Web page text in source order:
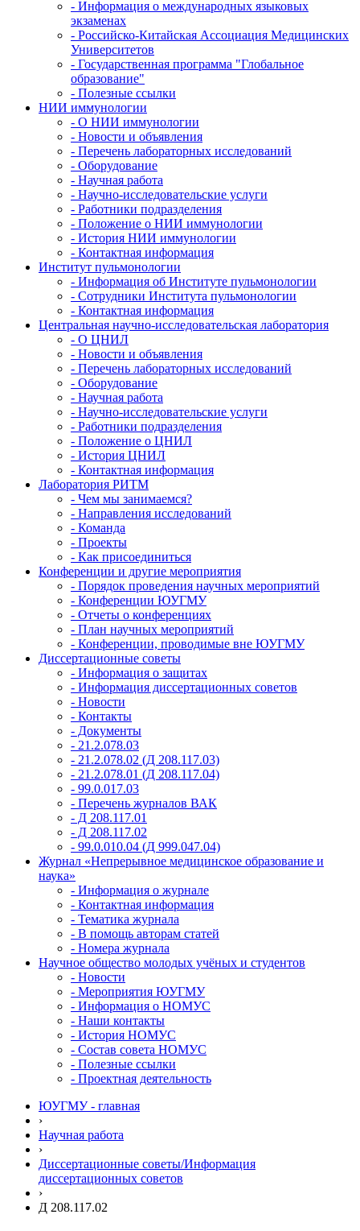
- Информация о международных языковых
экзаменах
- Российско-Китайская Ассоциация Медицинских
Университетов
- Государственная программа "Глобальное
образование"
- Полезные ссылки
НИИ иммунологии
- О НИИ иммунологии
- Новости и объявления
- Перечень лабораторных исследований
- Оборудование
- Научная работа
- Научно-исследовательские услуги
- Работники подразделения
- Положение о НИИ иммунологии
- История НИИ иммунологии
- Контактная информация
Институт пульмонологии
- Информация об Институте пульмонологии
- Сотрудники Института пульмонологии
- Контактная информация
Центральная научно-исследовательская лаборатория
- О ЦНИЛ
- Новости и объявления
- Перечень лабораторных исследований
- Оборудование
- Научная работа
- Научно-исследовательские услуги
- Работники подразделения
- Положение о ЦНИЛ
- История ЦНИЛ
- Контактная информация
Лаборатория РИТМ
- Чем мы занимаемся?
- Направления исследований
- Команда
- Проекты
- Как присоединиться
Конференции и другие мероприятия
- Порядок проведения научных мероприятий
- Конференции ЮУГМУ
- Отчеты о конференциях
- План научных мероприятий
- Конференции, проводимые вне ЮУГМУ
Диссертационные советы
- Информация о защитах
- Информация диссертационных советов
- Новости
- Контакты
- Документы
- 21.2.078.03
- 21.2.078.02 (Д 208.117.03)
- 21.2.078.01 (Д 208.117.04)
- 99.0.017.03
- Перечень журналов ВАК
- Д 208.117.01
- Д 208.117.02
- 99.0.010.04 (Д 999.047.04)
Журнал «Непрерывное медицинское образование и
наука»
- Информация о журнале
- Контактная информация
- Тематика журнала
- В помощь авторам статей
- Номера журнала
Научное общество молодых учёных и студентов
- Новости
- Мероприятия ЮУГМУ
- Информация о НОМУС
- Наши контакты
- История НОМУС
- Состав совета НОМУС
- Полезные ссылки
- Проектная деятельность
ЮУГМУ - главная
›
Научная работа
›
Диссертационные советы/Информация
диссертационных советов
›
Д 208.117.02